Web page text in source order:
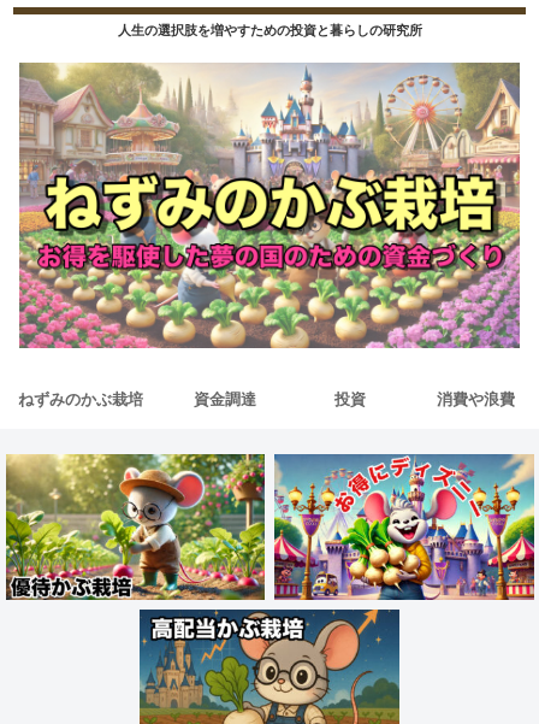
人生の選択肢を増やすための投資と暮らしの研究所
ねずみのかぶ栽培 資金調達 投資 消費や浪費